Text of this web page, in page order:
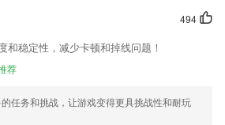
494
和稳定性，减少卡顿和掉线问题！
荐
的任务和挑战，让游戏变得更具挑战性和耐玩